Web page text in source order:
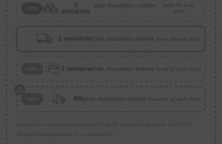
3
semaines
Date d'expédition estimée
:
lundi 31 août
2026
2 semainesDate d'expédition estimée :lundi 24 août 2026
1 semaineDate d'expédition estimée :lundi 17 août 2026
48hDate d'expédition estimée :mercredi 12 août 2026